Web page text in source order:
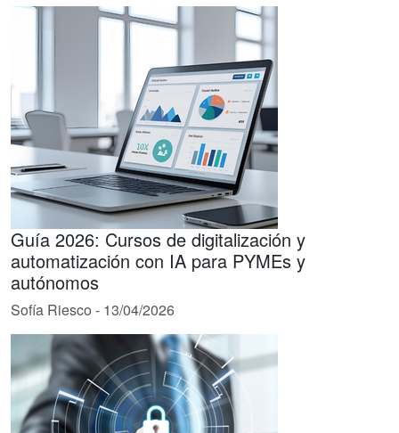
Guía 2026: Cursos de digitalización y
automatización con IA para PYMEs y
autónomos
Sofía Riesco - 13/04/2026